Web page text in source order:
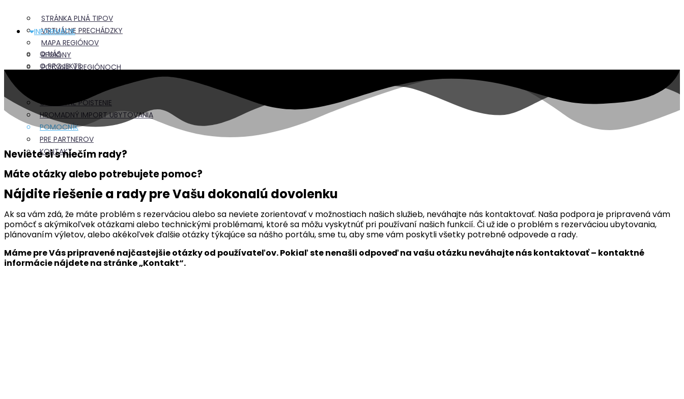
STRÁNKA PLNÁ TIPOV
VIRTUÁLNE PRECHÁDZKY
MAPA REGIÓNOV
REGIÓNY
POČASIE V REGIÓNOCH
INFORMÁCIE
O NÁS
O PROJEKTE
CESTOVNÉ POISTENIE
HROMADNÝ IMPORT UBYTOVANIA
POMOCNÍK
PRE PARTNEROV
KONTAKT
Neviete si s niečím rady?
Máte otázky alebo potrebujete pomoc?
Nájdite riešenie a rady pre Vašu dokonalú dovolenku
Ak sa vám zdá, že máte problém s rezerváciou alebo sa neviete zorientovať v možnostiach našich služieb, neváhajte nás kontaktovať. Naša podpora je pripravená vám
pomôcť s akýmikoľvek otázkami alebo technickými problémami, ktoré sa môžu vyskytnúť pri používaní našich funkcií. Či už ide o problém s rezerváciou ubytovania,
plánovaním výletov, alebo akékoľvek ďalšie otázky týkajúce sa nášho portálu, sme tu, aby sme vám poskytli všetky potrebné odpovede a rady.
Máme pre Vás pripravené najčastejšie otázky od používateľov. Pokiaľ ste nenašli odpoveď na vašu otázku neváhajte nás kontaktovať – ​​kontaktné
informácie nájdete na stránke „Kontakt“.